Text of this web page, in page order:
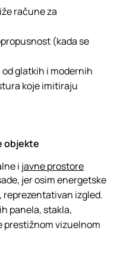
račune za
(kada se
glatkih i modernih
koje imitiraju
objekte
i javne prostore
jer osim energetske
izgled.
panela, stakla,
prestižnom vizuelnom